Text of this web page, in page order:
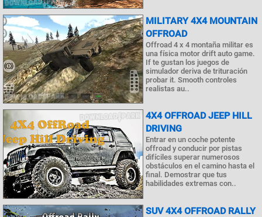
MILITARY 4X4 MOUNTAIN
OFFROAD
Offroad 4 x 4 montaña militar es
una física motor drift auto game.
If te gustan los juegos de
simulador deriva de trituración
probar it. Smooth controles
realistas au..
4X4 OFFROAD JEEP HILL
DRIVING
Entrar en un coche potente
offroad y conducir por pistas
difíciles superar numerosos
obstáculos en el camino hasta el
final. Demostrar que tus
habilidades extremas con..
SUV 4X4 OFFROAD RALLY